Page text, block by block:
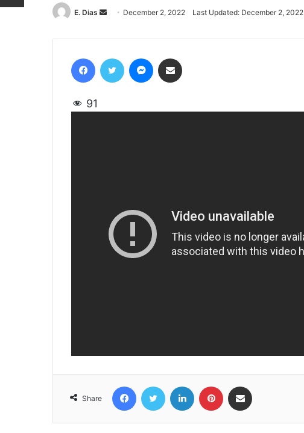
E. Dias
Send
email
December 2, 2022 Last Updated: December 2, 2022
91
Share